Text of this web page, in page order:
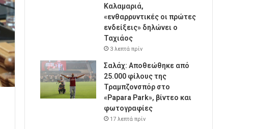
Καλαμαριά,
«ενθαρρυντικές οι πρώτες
ενδείξεις» δηλώνει ο
Ταχιάος
3 λεπτά πρίν
Σαλάχ: Αποθεώθηκε από
25.000 φίλους της
Τραμπζονσπόρ στο
«Papara Park», βίντεο και
φωτογραφίες
17 λεπτά πρίν